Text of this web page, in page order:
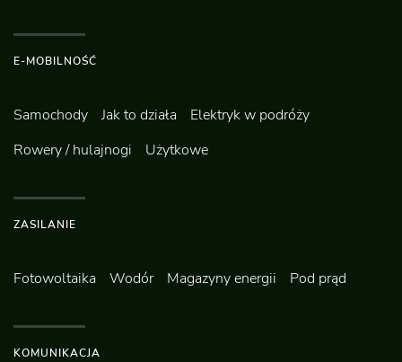
E-MOBILNOŚĆ
Samochody Jak to działa
Elektryk w podróży
Rowery / hulajnogi
Użytkowe
ZASILANIE
Fotowoltaika Wodór Magazyny energii Pod prąd
KOMUNIKACJA